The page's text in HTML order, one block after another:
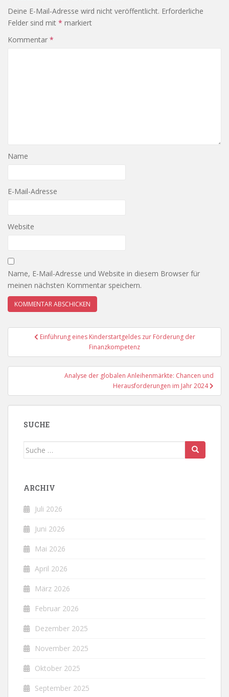
Deine E-Mail-Adresse wird nicht veröffentlicht. Erforderliche
Felder sind mit * markiert
Kommentar *
Name
E-Mail-Adresse
Website
Name, E-Mail-Adresse und Website in diesem Browser für
meinen nächsten Kommentar speichern.
Beitragsnavigation
Einführung eines Kinderstartgeldes zur Förderung der
Finanzkompetenz
Analyse der globalen Anleihenmärkte: Chancen und
Herausforderungen im Jahr 2024
SUCHE
Suche
ARCHIV
Juli 2026
Juni 2026
Mai 2026
April 2026
März 2026
Februar 2026
Dezember 2025
November 2025
Oktober 2025
September 2025